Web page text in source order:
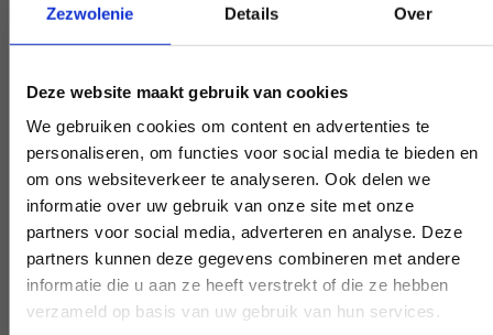
Zezwolenie Details Over
Deze website maakt gebruik van cookies
We gebruiken cookies om content en advertenties te
personaliseren, om functies voor social media te bieden en
om ons websiteverkeer te analyseren. Ook delen we
informatie over uw gebruik van onze site met onze
partners voor social media, adverteren en analyse. Deze
partners kunnen deze gegevens combineren met andere
informatie die u aan ze heeft verstrekt of die ze hebben
verzameld op basis van uw gebruik van hun services.
Zadzwoń do nas, a zanim się zorientujesz,
zostanie on odebrany; spróbuj tego z
Istnieje limit wagi odpadów. Wszędzie od
razu otrzymujesz rachunek. Nie daj się
zwariować, nie martw się.